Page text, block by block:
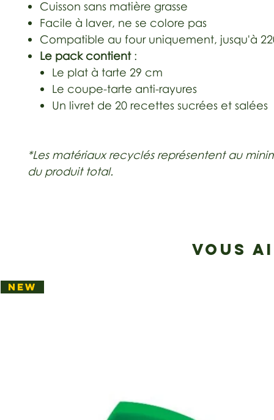
Cuisson sans matière grasse
Facile à laver, ne se colore pas
Compatible au four uniquement, jusqu'à
Le pack contient :
Le plat à tarte 29 cm
Le coupe-tarte anti-rayures
Un livret de 20 recettes sucrées et salées
*Les matériaux recyclés représentent au
du produit total.
VOUS
NEW